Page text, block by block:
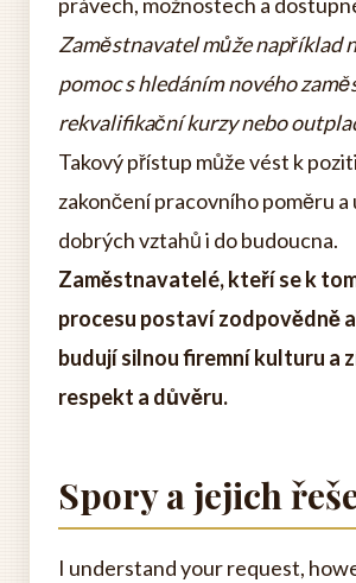
Zaměstnavatel může například
pomoc s hledáním nového
rekvalifikační kurzy nebo
Takový přístup může vést k
zakončení pracovního poměru a
dobrých vztahů i do budoucna.
Zaměstnavatelé, kteří se k
procesu postaví zodpovědně
budují silnou firemní kulturu a
respekt a důvěru.
Spory a jejich
I understand your request,